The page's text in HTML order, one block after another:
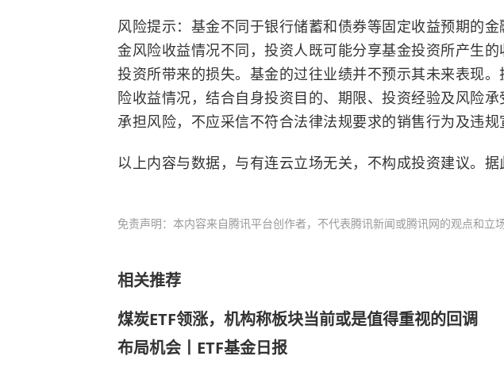
风险提示：基金不同于银行储蓄和债券等固定收益预期的
金风险收益情况不同，投资人既可能分享基金投资所产生
投资所带来的损失。基金的过往业绩并不预示其未来表现
险收益情况，结合自身投资目的、期限、投资经验及风险
承担风险，不应采信不符合法律法规要求的销售行为及违规
以上内容与数据，与有连云立场无关，不构成投资建议。据
免责声明：本内容来自腾讯平台创作者，不代表腾讯新闻或腾讯网的观点和立场
相关推荐
煤炭ETF领涨，机构称板块当前或是值得重视的回调
布局机会丨ETF基金日报